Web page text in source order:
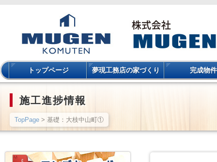
トップページ 夢現工務店の家づくり 完成物件
施工進捗情報
TopPage > 基礎：大枝中山町①